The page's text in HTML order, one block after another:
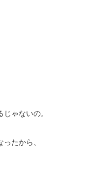
ゃないの。
たから、